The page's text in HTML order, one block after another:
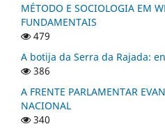
MÉTODO E SOCIOLOGIA EM
FUNDAMENTAIS
479
A botija da Serra da Rajada:
386
A FRENTE PARLAMENTAR
NACIONAL
340